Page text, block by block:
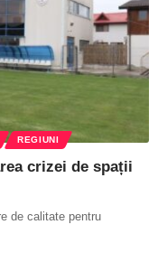
REGIUNI
crizei de spații
de calitate pentru